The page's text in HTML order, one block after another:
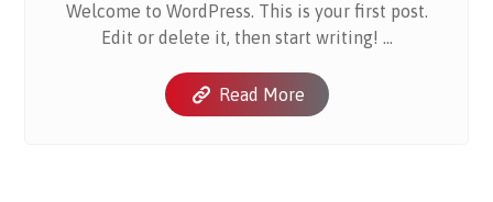
Welcome to WordPress. This is your first post.
Edit or delete it, then start writing! ...
Read More